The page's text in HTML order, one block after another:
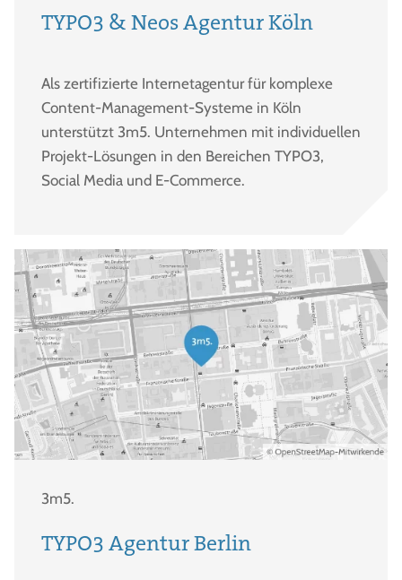
TYPO3 & Neos Agentur Köln
Als zertifizierte Internetagentur für komplexe
Content-Management-Systeme in Köln
unterstützt 3m5. Unternehmen mit individuellen
Projekt-Lösungen in den Bereichen TYPO3,
Social Media und E-Commerce.
3m5.
TYPO3 Agentur Berlin